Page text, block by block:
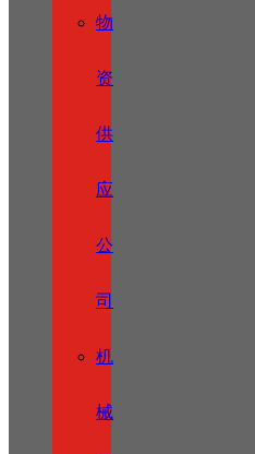
物
资
供
应
公
司
机
械